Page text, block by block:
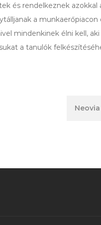
és rendelkeznek azokkal
a munkaerőpiacon
mindenkinek élni kell,
a tanulók